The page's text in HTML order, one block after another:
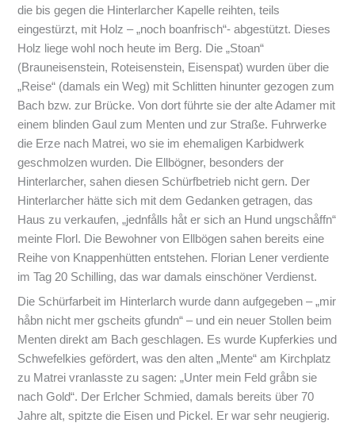
die bis gegen die Hinterlarcher Kapelle reihten, teils
eingestürzt, mit Holz – „noch boanfrisch“- abgestützt. Dieses
Holz liege wohl noch heute im Berg. Die „Stoan“
(Brauneisenstein, Roteisenstein, Eisenspat) wurden über die
„Reise“ (damals ein Weg) mit Schlitten hinunter gezogen zum
Bach bzw. zur Brücke. Von dort führte sie der alte Adamer mit
einem blinden Gaul zum Menten und zur Straße. Fuhrwerke
die Erze nach Matrei, wo sie im ehemaligen Karbidwerk
geschmolzen wurden. Die Ellbögner, besonders der
Hinterlarcher, sahen diesen Schürfbetrieb nicht gern. Der
Hinterlarcher hätte sich mit dem Gedanken getragen, das
Haus zu verkaufen, „jednfålls håt er sich an Hund ungschåffn“
meinte Florl. Die Bewohner von Ellbögen sahen bereits eine
Reihe von Knappenhütten entstehen. Florian Lener verdiente
im Tag 20 Schilling, das war damals einschöner Verdienst.
Die Schürfarbeit im Hinterlarch wurde dann aufgegeben – „mir
håbn nicht mer gscheits gfundn“ – und ein neuer Stollen beim
Menten direkt am Bach geschlagen. Es wurde Kupferkies und
Schwefelkies gefördert, was den alten „Mente“ am Kirchplatz
zu Matrei vranlasste zu sagen: „Unter mein Feld gråbn sie
nach Gold“. Der Erlcher Schmied, damals bereits über 70
Jahre alt, spitzte die Eisen und Pickel. Er war sehr neugierig.